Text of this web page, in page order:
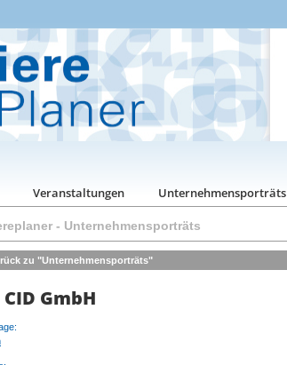
Veranstaltungen Unternehmensporträts
- Unternehmensporträts
zu "Unternehmensporträts"
CID GmbH